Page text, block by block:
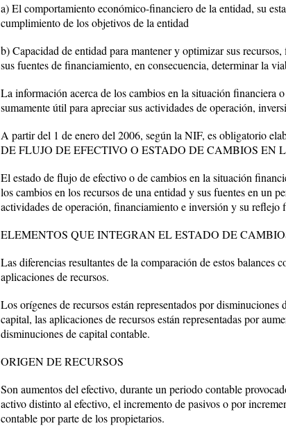
a) El comportamiento económico-financiero de la entidad, su
cumplimiento de los objetivos de la entidad
b) Capacidad de entidad para mantener y optimizar sus
sus fuentes de financiamiento, en consecuencia, determinar la
La información acerca de los cambios en la situación financiera
sumamente útil para apreciar sus actividades de operación,
A partir del 1 de enero del 2006, según la NIF, es obligatorio
DE FLUJO DE EFECTIVO O ESTADO DE CAMBIOS EN
El estado de flujo de efectivo o de cambios en la situación
los cambios en los recursos de una entidad y sus fuentes en un
actividades de operación, financiamiento e inversión y su reflejo
ELEMENTOS QUE INTEGRAN EL ESTADO DE
Las diferencias resultantes de la comparación de estos balances
aplicaciones de recursos.
Los orígenes de recursos están representados por
capital, las aplicaciones de recursos están representadas por
disminuciones de capital contable.
ORIGEN DE RECURSOS
Son aumentos del efectivo, durante un periodo contable
activo distinto al efectivo, el incremento de pasivos o por
contable por parte de los propietarios.